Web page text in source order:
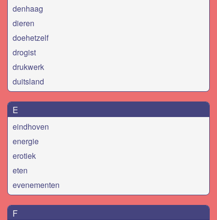
denhaag
dieren
doehetzelf
drogist
drukwerk
duitsland
E
eindhoven
energie
erotiek
eten
evenementen
F